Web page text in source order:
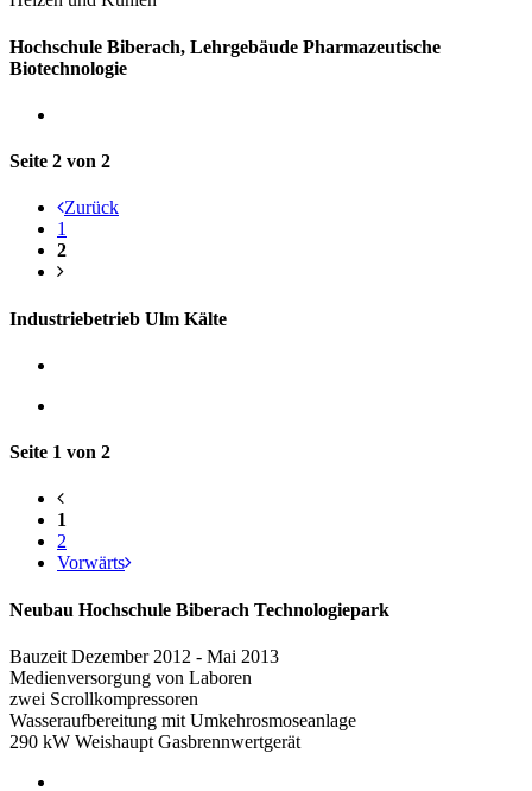
Hochschule Biberach, Lehrgebäude Pharmazeutische
Biotechnologie
Seite 2 von 2
Zurück
1
2
Industriebetrieb Ulm Kälte
Seite 1 von 2
1
2
Vorwärts
Neubau Hochschule Biberach Technologiepark
Bauzeit Dezember 2012 - Mai 2013
Medienversorgung von Laboren
zwei Scrollkompressoren
Wasseraufbereitung mit Umkehrosmoseanlage
290 kW Weishaupt Gasbrennwertgerät